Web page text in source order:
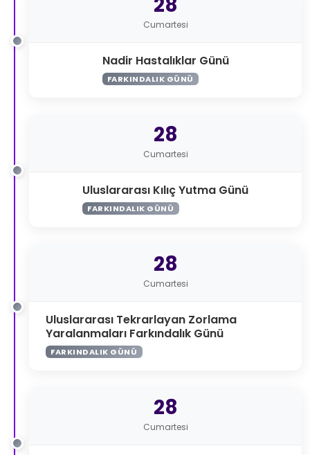
Cumartesi
Nadir Hastalıklar Günü
FARKINDALIK GÜNÜ
28
Cumartesi
Uluslararası Kılıç Yutma Günü
FARKINDALIK GÜNÜ
28
Cumartesi
Uluslararası Tekrarlayan Zorlama
Yaralanmaları Farkındalık Günü
FARKINDALIK GÜNÜ
28
Cumartesi